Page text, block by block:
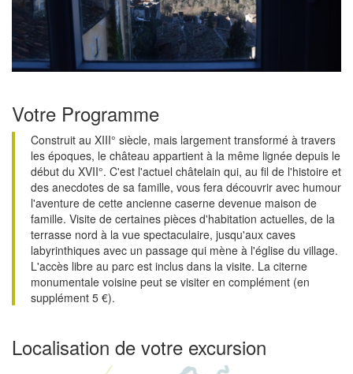
Votre Programme
Construit au XIII° siècle, mais largement transformé à travers
les époques, le château appartient à la même lignée depuis le
début du XVII°. C'est l'actuel châtelain qui, au fil de l'histoire et
des anecdotes de sa famille, vous fera découvrir avec humour
l'aventure de cette ancienne caserne devenue maison de
famille. Visite de certaines pièces d'habitation actuelles, de la
terrasse nord à la vue spectaculaire, jusqu'aux caves
labyrinthiques avec un passage qui mène à l'église du village.
L'accès libre au parc est inclus dans la visite. La citerne
monumentale voisine peut se visiter en complément (en
supplément 5 €).
Localisation de votre excursion